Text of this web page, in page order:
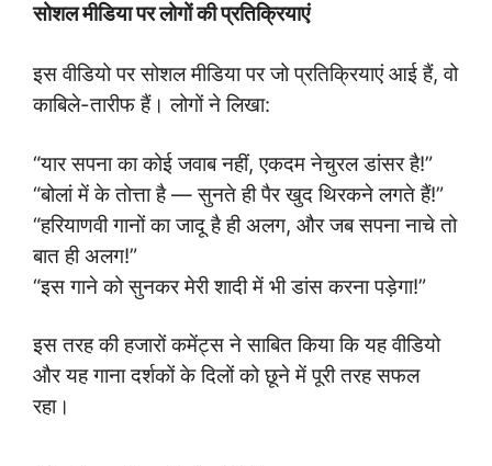
सोशल मीडिया पर लोगों की प्रतिक्रियाएं
इस वीडियो पर सोशल मीडिया पर जो प्रतिक्रियाएं आई हैं, वो
काबिले-तारीफ हैं। लोगों ने लिखा:
“यार सपना का कोई जवाब नहीं, एकदम नेचुरल डांसर है!”
“बोलां में के तोत्ता है — सुनते ही पैर खुद थिरकने लगते हैं!”
“हरियाणवी गानों का जादू है ही अलग, और जब सपना नाचे तो
बात ही अलग!”
“इस गाने को सुनकर मेरी शादी में भी डांस करना पड़ेगा!”
इस तरह की हजारों कमेंट्स ने साबित किया कि यह वीडियो
और यह गाना दर्शकों के दिलों को छूने में पूरी तरह सफल
रहा।